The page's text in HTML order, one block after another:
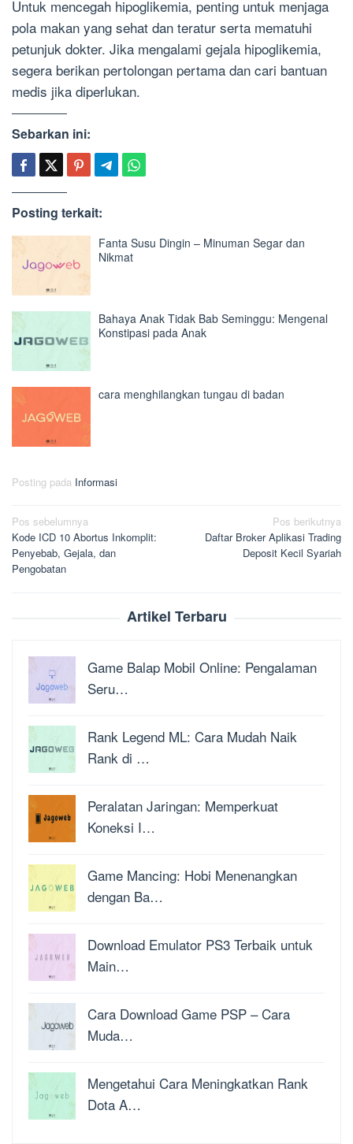
Untuk mencegah hipoglikemia, penting untuk menjaga
pola makan yang sehat dan teratur serta mematuhi
petunjuk dokter. Jika mengalami gejala hipoglikemia,
segera berikan pertolongan pertama dan cari bantuan
medis jika diperlukan.
Sebarkan ini:
Posting terkait:
Fanta Susu Dingin – Minuman Segar dan
Nikmat
Bahaya Anak Tidak Bab Seminggu: Mengenal
Konstipasi pada Anak
cara menghilangkan tungau di badan
Posting pada Informasi
Navigasi
pos
Pos sebelumnya
Kode ICD 10 Abortus Inkomplit:
Penyebab, Gejala, dan
Pengobatan
Pos berikutnya
Daftar Broker Aplikasi Trading
Deposit Kecil Syariah
Artikel Terbaru
Game Balap Mobil Online: Pengalaman
Seru…
Rank Legend ML: Cara Mudah Naik
Rank di …
Peralatan Jaringan: Memperkuat
Koneksi I…
Game Mancing: Hobi Menenangkan
dengan Ba…
Download Emulator PS3 Terbaik untuk
Main…
Cara Download Game PSP – Cara
Muda…
Mengetahui Cara Meningkatkan Rank
Dota A…